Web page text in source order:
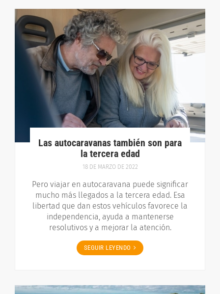
Las autocaravanas también son para
la tercera edad
18 DE MARZO DE 2022
Pero viajar en autocaravana puede significar
mucho más llegados a la tercera edad. Esa
libertad que dan estos vehículos favorece la
independencia, ayuda a mantenerse
resolutivos y a mejorar la atención.
SEGUIR LEYENDO